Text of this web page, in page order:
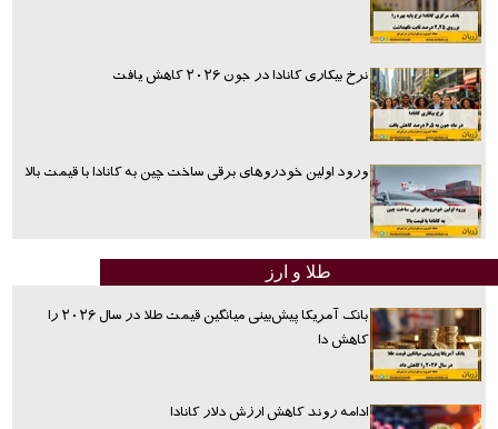
نرخ بیکاری کانادا در جون ۲۰۲۶ کاهش یافت
ورود اولین خودروهای برقی ساخت چین به کانادا با قیمت بالا
طلا و ارز
بانک آمریکا پیش‌بینی میانگین قیمت طلا در سال ۲۰۲۶ را
کاهش دا
ادامه روند کاهش ارزش دلار کانادا